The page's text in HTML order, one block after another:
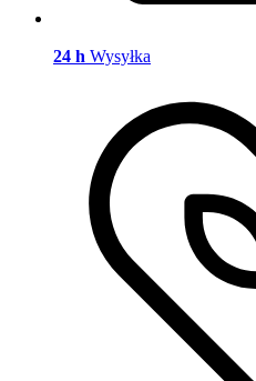
24 h Wysyłka